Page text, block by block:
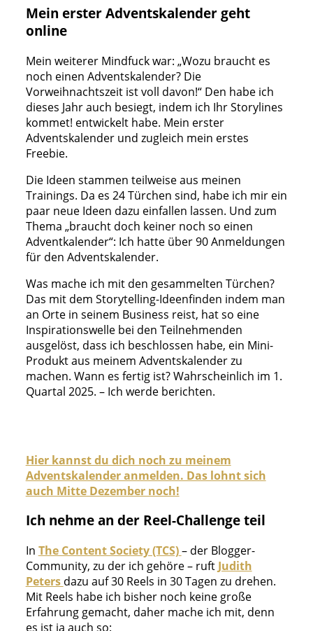
Mein erster Adventskalender geht
online
Mein weiterer Mindfuck war: „Wozu braucht es
noch einen Adventskalender? Die
Vorweihnachtszeit ist voll davon!“ Den habe ich
dieses Jahr auch besiegt, indem ich Ihr Storylines
kommet! entwickelt habe. Mein erster
Adventskalender und zugleich mein erstes
Freebie.
Die Ideen stammen teilweise aus meinen
Trainings. Da es 24 Türchen sind, habe ich mir ein
paar neue Ideen dazu einfallen lassen. Und zum
Thema „braucht doch keiner noch so einen
Adventkalender“: Ich hatte über 90 Anmeldungen
für den Adventskalender.
Was mache ich mit den gesammelten Türchen?
Das mit dem Storytelling-Ideenfinden indem man
an Orte in seinem Business reist, hat so eine
Inspirationswelle bei den Teilnehmenden
ausgelöst, dass ich beschlossen habe, ein Mini-
Produkt aus meinem Adventskalender zu
machen. Wann es fertig ist? Wahrscheinlich im 1.
Quartal 2025. – Ich werde berichten.
Hier kannst du dich noch zu meinem
Adventskalender anmelden. Das lohnt sich
auch Mitte Dezember noch!
Ich nehme an der Reel-Challenge teil
In The Content Society (TCS)– der Blogger-
Community, zu der ich gehöre – ruft Judith
Peters dazu auf 30 Reels in 30 Tagen zu drehen.
Mit Reels habe ich bisher noch keine große
Erfahrung gemacht, daher mache ich mit, denn
es ist ja auch so: